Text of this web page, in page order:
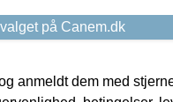
på Canem.dk
anmeldt dem med